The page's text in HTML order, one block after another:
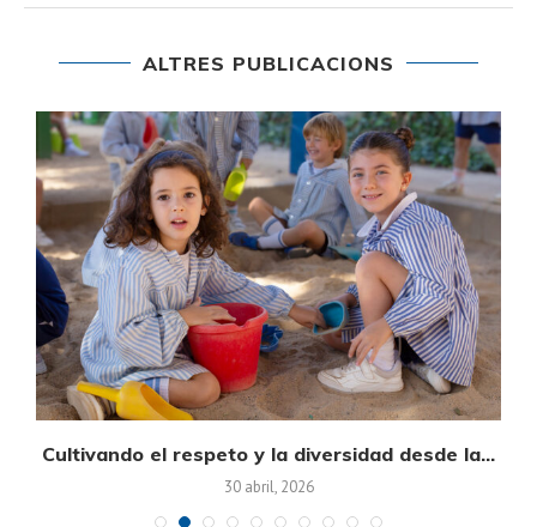
ALTRES PUBLICACIONS
Cultivando el respeto y la diversidad desde la...
30 abril, 2026